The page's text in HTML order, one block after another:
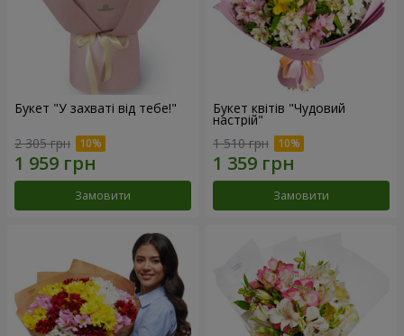
Букет "У захваті від тебе!"
2 305 грн
Замовити
Букет квітів "Чудовий
настрій"
1 510 грн
Замовити